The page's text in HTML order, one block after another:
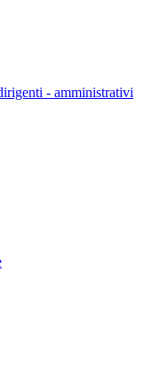
- amministrativi